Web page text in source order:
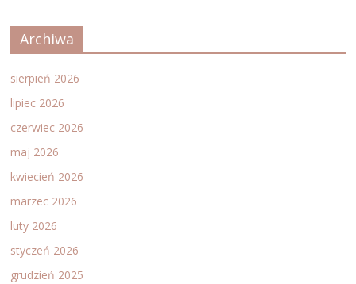
Archiwa
sierpień 2026
lipiec 2026
czerwiec 2026
maj 2026
kwiecień 2026
marzec 2026
luty 2026
styczeń 2026
grudzień 2025